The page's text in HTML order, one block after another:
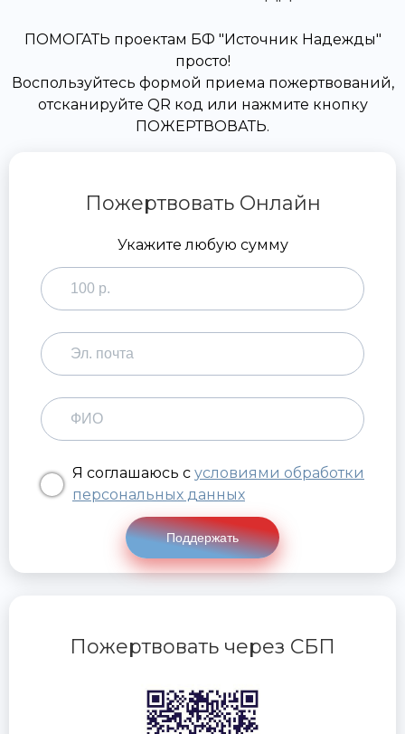
ПОМОГАТЬ проектам БФ "Источник Надежды"
просто!
Воспользуйтесь формой приема пожертвований,
отсканируйте QR код или нажмите кнопку
ПОЖЕРТВОВАТЬ.
Пожертвовать Онлайн
Укажите любую сумму
Я соглашаюсь с условиями обработки
персональных данных
Поддержать
Пожертвовать через СБП